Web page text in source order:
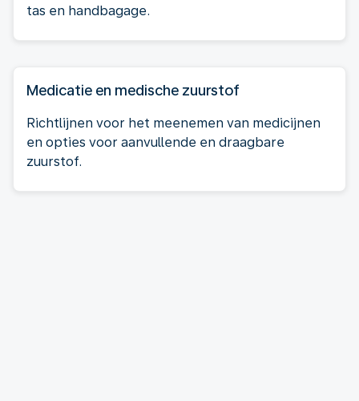
tas en handbagage.
Medicatie en medische zuurstof
Richtlijnen voor het meenemen van medicijnen
en opties voor aanvullende en draagbare
zuurstof.